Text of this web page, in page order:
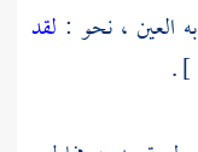
العين ، نحو : لقد